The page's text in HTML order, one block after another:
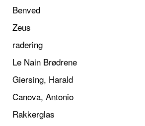
Benved
Zeus
radering
Le Nain Brødrene
Giersing, Harald
Canova, Antonio
Rakkerglas